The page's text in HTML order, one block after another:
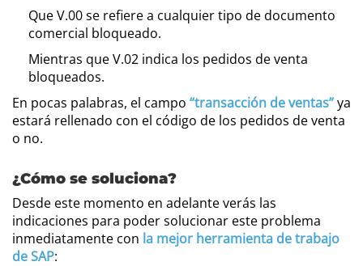
Que V.00 se refiere a cualquier tipo de documento
comercial bloqueado.
Mientras que V.02 indica los pedidos de venta
bloqueados.
En pocas palabras, el campo “transacción de ventas”ya
estará rellenado con el código de los pedidos de venta
o no.
¿Cómo se soluciona?
Desde este momento en adelante verás las
indicaciones para poder solucionar este problema
inmediatamente con la mejor herramienta de trabajo
de SAP: